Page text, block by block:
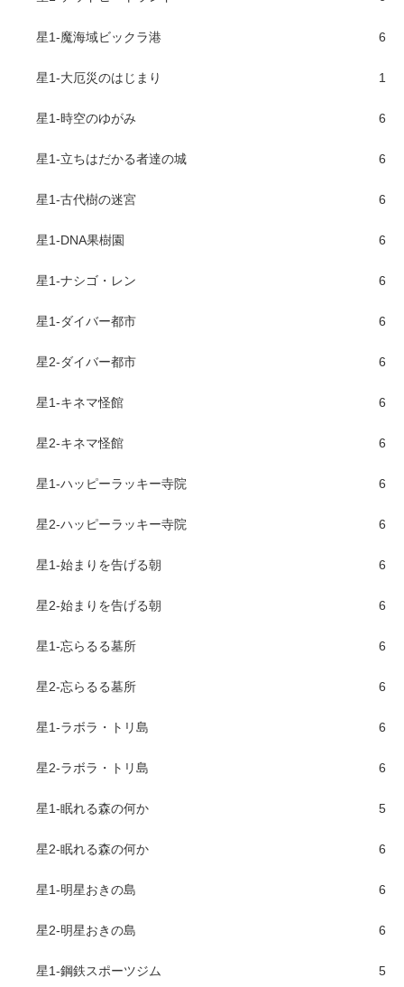
星1-魔海域ビックラ港 6
星1-大厄災のはじまり 1
星1-時空のゆがみ 6
星1-立ちはだかる者達の城 6
星1-古代樹の迷宮 6
星1-DNA果樹園 6
星1-ナシゴ・レン 6
星1-ダイバー都市 6
星2-ダイバー都市 6
星1-キネマ怪館 6
星2-キネマ怪館 6
星1-ハッピーラッキー寺院 6
星2-ハッピーラッキー寺院 6
星1-始まりを告げる朝 6
星2-始まりを告げる朝 6
星1-忘らるる墓所 6
星2-忘らるる墓所 6
星1-ラボラ・トリ島 6
星2-ラボラ・トリ島 6
星1-眠れる森の何か 5
星2-眠れる森の何か 6
星1-明星おきの島 6
星2-明星おきの島 6
星1-鋼鉄スポーツジム 5